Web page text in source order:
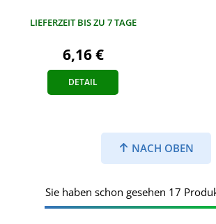
LIEFERZEIT BIS ZU 7 TAGE
6,16 €
DETAIL
NACH OBEN
Sie haben schon gesehen 17